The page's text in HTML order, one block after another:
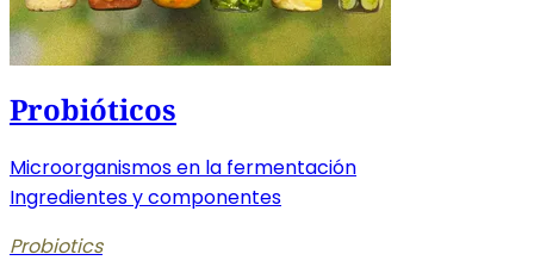
Probióticos
Microorganismos en la fermentación
Ingredientes y componentes
Probiotics